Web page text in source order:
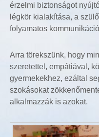
érzelmi biztonságot
légkör kialakítása, a
folyamatos
Arra törekszünk, hogy
szeretettel, empátiával,
gyermekekhez, ezáltal
szokásokat
alkalmazzák is azokat.